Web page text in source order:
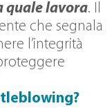
quale lavora. Il
che segnala
l’integrità